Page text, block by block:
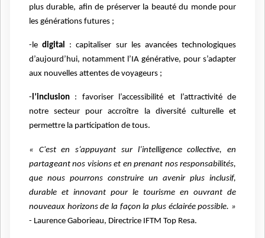
plus durable, afin de préserver la beauté du monde pour
les générations futures ;
-ledigital : capitaliser sur les avancées technologiques
d’aujourd’hui, notamment l’IA générative, pour s’adapter
aux nouvelles attentes de voyageurs ;
-l’inclusion : favoriser l’accessibilité et l’attractivité de
notre secteur pour accroître la diversité culturelle et
permettre la participation de tous.
« C'est en s’appuyant sur l’intelligence collective, en
partageant nos visions et en prenant nos responsabilités,
que nous pourrons construire un avenir plus inclusif,
durable et innovant pour le tourisme en ouvrant de
nouveaux horizons de la façon la plus éclairée possible. »
- Laurence Gaborieau, Directrice IFTM Top Resa.